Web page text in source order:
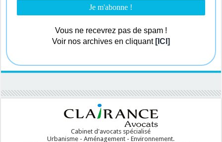
Vous ne recevrez pas de spam !
Voir nos archives en cliquant [ICI]
Cabinet d'avocats spécialisé
Urbanisme - Aménagement - Environnement.